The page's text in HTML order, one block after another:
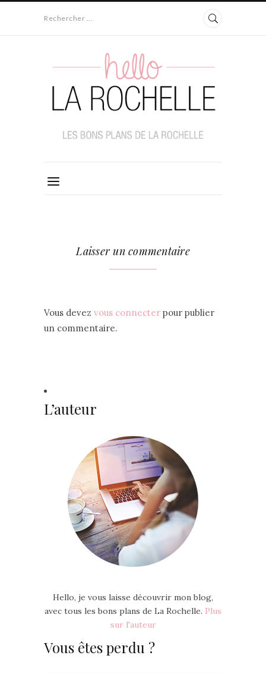
Rechercher ...
Laisser un commentaire
Vous devez vous connecter pour publier
un commentaire.
L’auteur
Hello, je vous laisse découvrir mon blog,
avec tous les bons plans de La Rochelle. Plus
sur l'auteur
Vous êtes perdu ?